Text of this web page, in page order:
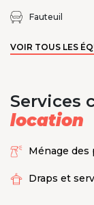
Fauteuil
VOIR TOUS LES
Services
location
Ménage des
Draps et